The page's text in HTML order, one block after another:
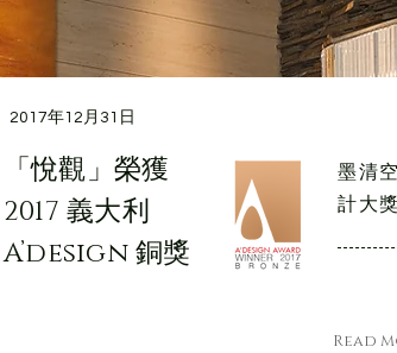
2017年12月31日
「悅觀」榮獲
2017 義大利
A’design 銅獎
墨清
計大
Read